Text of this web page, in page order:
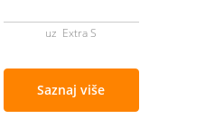
uz Extra S
Saznaj više